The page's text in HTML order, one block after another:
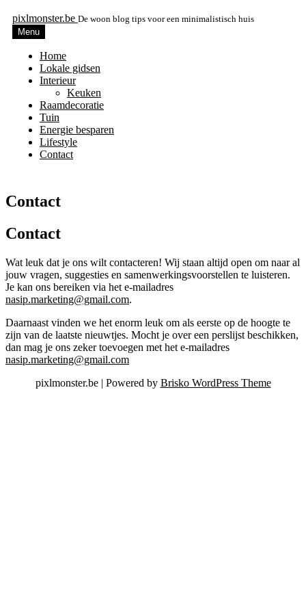
pixlmonster.be De woon blog tips voor een minimalistisch huis
Menu
Home
Lokale gidsen
Interieur
Keuken
Raamdecoratie
Tuin
Energie besparen
Lifestyle
Contact
Contact
Contact
Wat leuk dat je ons wilt contacteren! Wij staan altijd open om naar al
jouw vragen, suggesties en samenwerkingsvoorstellen te luisteren.
Je kan ons bereiken via het e-mailadres
nasip.marketing@gmail.com.
Daarnaast vinden we het enorm leuk om als eerste op de hoogte te
zijn van de laatste nieuwtjes. Mocht je over een perslijst beschikken,
dan mag je ons zeker toevoegen met het e-mailadres
nasip.marketing@gmail.com
pixlmonster.be | Powered by Brisko WordPress Theme